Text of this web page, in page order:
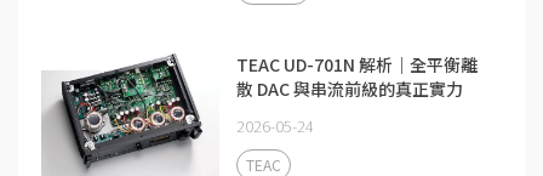
TEAC UD-701N 解析｜全平衡離
散 DAC 與串流前級的真正實力
2026-05-24
TEAC